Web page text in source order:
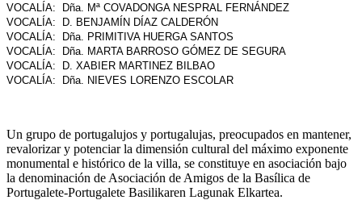
VOCALÍA:
Dña. Mª COVADONGA NESPRAL FERNÁNDEZ
VOCALÍA: D. BENJAMÍN DÍAZ CALDERÓN
VOCALÍA: Dña. PRIMITIVA HUERGA SANTOS
VOCALÍA: Dña. MARTA BARROSO GÓMEZ DE SEGURA
VOCALÍA: D. XABIER MARTINEZ BILBAO
VOCALÍA: Dña. NIEVES LORENZO ESCOLAR
Un grupo de portugalujos y portugalujas, preocupados en mantener,
revalorizar y potenciar la dimensión cultural del máximo exponente
monumental e histórico de la villa, se constituye en asociación bajo
la denominación de Asociación de Amigos de la Basílica de
Portugalete-Portugalete Basilikaren Lagunak Elkartea.